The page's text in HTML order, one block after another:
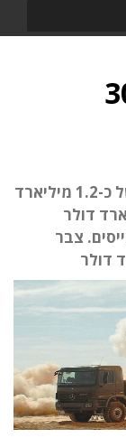
30%
המכירות לצה"ל צפויות לצמוח מהיקף של כ-1.2 מיליארד
של כ-1.7 מיליארד דולר
צבר